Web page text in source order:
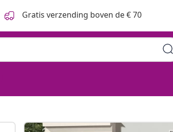
Gratis verzending boven de € 70